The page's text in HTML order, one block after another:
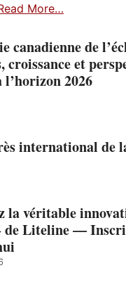
More…
canadienne de
croissance et
l’horizon 2026
international de
la véritable
de Liteline —